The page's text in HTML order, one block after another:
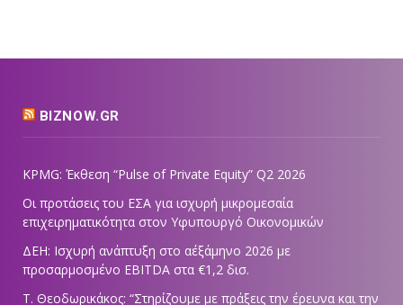
BIZNOW.GR
KPMG: Έκθεση “Pulse of Private Equity” Q2 2026
Οι προτάσεις του ΕΣΑ για ισχυρή μικρομεσαία
επιχειρηματικότητα στον Υφυπουργό Οικονομικών
ΔΕΗ: Ισχυρή ανάπτυξη στο α΄εξάμηνο 2026 με
προσαρμοσμένο EBITDA στα €1,2 δισ.
Τ. Θεοδωρικάκος: “Στηρίζουμε με πράξεις την έρευνα και την